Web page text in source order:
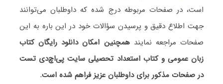
است، در صفحات مربوطه درج شده که داوطلبان می‌توانند
جهت اطلاع دقیق و پرسیدن سؤالات خود در این باره به این
صفحات مراجعه نمایندهمچنین امکان دانلود رایگان کتاب
زبان عمومی و کتاب استعداد تحصیلی سایت پی‌اچ‌دی تست
در صفحات مذکور برای داوطلبان عزیز فراهم شده است.